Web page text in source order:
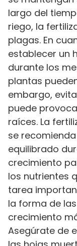
largo del
riego, la
plagas. En
establecer un
durante los
plantas
embargo,
puede
raíces. La
se
equilibrado
crecimiento
los nutrientes
tarea
la forma de
crecimiento
Asegúrate de